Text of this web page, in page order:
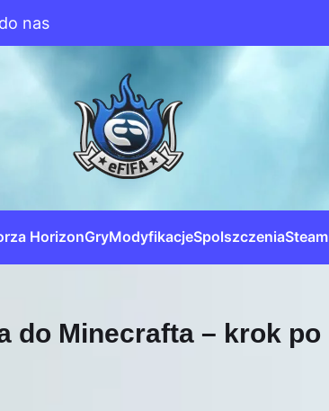
nas
HorizonGryModyfikacjeSpolszczeniaSteam
do Minecrafta – krok po